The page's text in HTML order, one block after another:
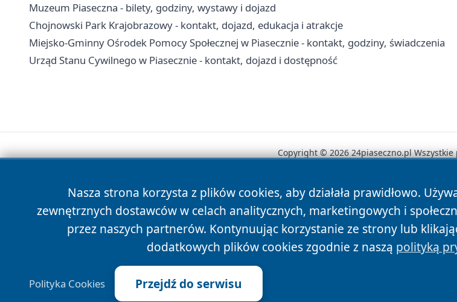
Muzeum Piaseczna - bilety, godziny, wystawy i dojazd
Chojnowski Park Krajobrazowy - kontakt, dojazd, edukacja i atrakcje
Miejsko-Gminny Ośrodek Pomocy Społecznej w Piasecznie - kontakt, godziny, świadczenia
Urząd Stanu Cywilnego w Piasecznie - kontakt, dojazd i dostępność
Nasza strona korzysta z plików cookies, aby działała prawidłowo.
zewnętrznych dostawców w celach analitycznych, marketingowych i
przez naszych partnerów. Kontynuując korzystanie ze strony lub
dodatkowych plików cookies zgodnie z naszą polityką
Polityka Cookies Przejdź do serwisu
Copyright © 2026 24piaseczno.pl Wszystkie
News Autorzy Polityka Prywatności